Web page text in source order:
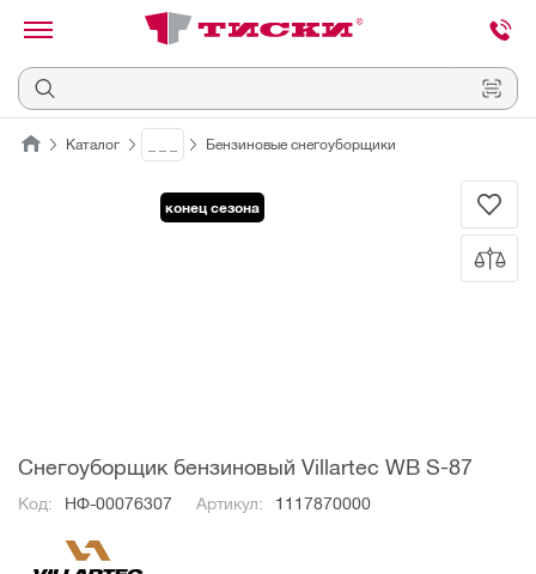
Отмена
Каталог Бензиновые снегоуборщики
конец сезона
Снегоуборщик бензиновый Villartec WB S-87
Код: НФ-00076307 Артикул: 1117870000